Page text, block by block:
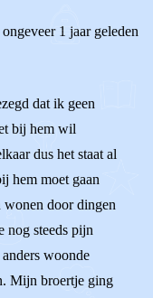
ongeveer 1 jaar geleden
dat ik geen
bij hem wil
dus het staat al
hem moet gaan
door dingen
nog steeds pijn
woonde
Mijn broertje ging